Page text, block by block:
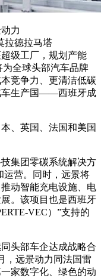
力
拉德拉马塔
超级工厂，规划产能
为全球头部汽车品牌
竞争力、更清洁低碳
车生产国——西班牙成
、英国、法国和美国
集团零碳系统解决方
运营。同时，远景将
动智能充电设施、电
。该项目也是西班牙
VEC）”支持的
头部车企达成战略合
，远景动力同法国雷
家数字化、绿色的动